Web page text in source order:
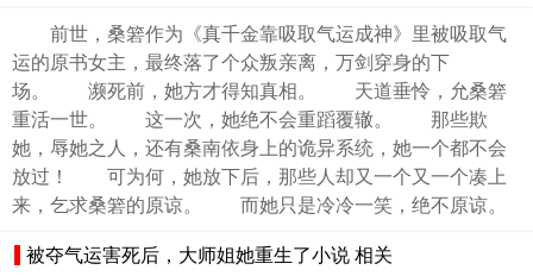
前世，桑箬作为《真千金靠吸取气运成神》里被吸取气
运的原书女主，最终落了个众叛亲离，万剑穿身的下
场。 濒死前，她方才得知真相。 天道垂怜，允桑箬
重活一世。 这一次，她绝不会重蹈覆辙。 那些欺
她，辱她之人，还有桑南依身上的诡异系统，她一个都不会
放过！ 可为何，她放下后，那些人却又一个又一个凑上
来，乞求桑箬的原谅。 而她只是冷冷一笑，绝不原谅。
被夺气运害死后，大师姐她重生了小说 相关